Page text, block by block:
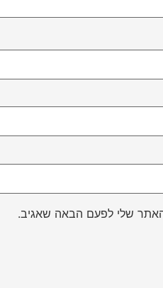
שלי לפעם הבאה שאגיב.